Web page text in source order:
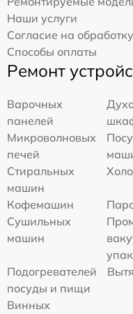
Наши услуги
Согласие на
Способы оплаты
Ремонт
Варочных
панелей
Микроволновых
печей
Стиральных
машин
Кофемашин
Сушильных
машин
Подогревателей
посуды и пищи
Винных